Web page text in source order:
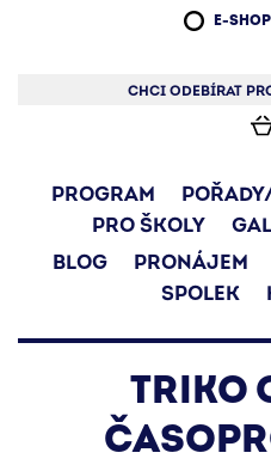
E-
CHCI ODEBÍRAT
PROGRAM
PRO ŠKOLY
BLOG
PRONÁJEM
SPOLEK
TRIKO